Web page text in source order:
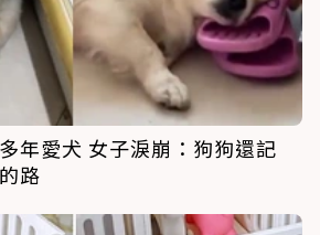
年愛犬 女子淚崩：狗狗還記
路